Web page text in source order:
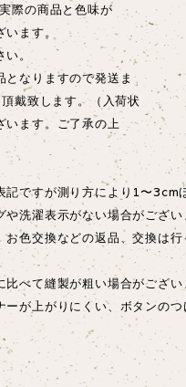
際の商品と色味が
います。
い。
なりますので発送ま
戴致します。（入荷状
います。ご了承の上
ですが測り方により1〜3cm
や洗濯表示がない場合がござい
お色交換などの返品、交換は
比べて縫製が粗い場合がござ
ーが上がりにくい、ボタンの